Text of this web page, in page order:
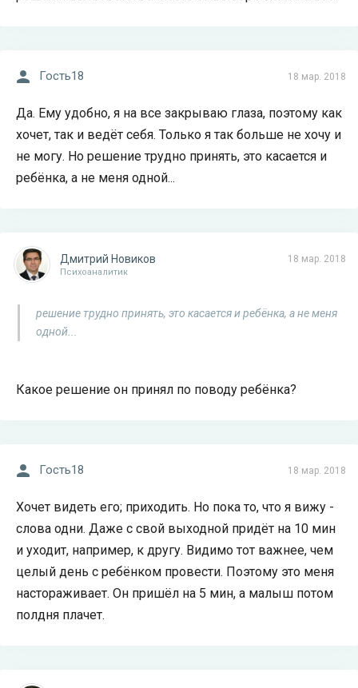
18 мар. 2018
Гость18
Да. Ему удобно, я на все закрываю глаза, поэтому как
хочет, так и ведёт себя. Только я так больше не хочу и
не могу. Но решение трудно принять, это касается и
ребёнка, а не меня одной...
18 мар. 2018
Дмитрий Новиков
Психоаналитик
решение трудно принять, это касается и ребёнка, а не меня
одной...
Какое решение он принял по поводу ребёнка?
18 мар. 2018
Гость18
Хочет видеть его; приходить. Но пока то, что я вижу -
слова одни. Даже с свой выходной придёт на 10 мин
и уходит, например, к другу. Видимо тот важнее, чем
целый день с ребёнком провести. Поэтому это меня
настораживает. Он пришёл на 5 мин, а малыш потом
полдня плачет.